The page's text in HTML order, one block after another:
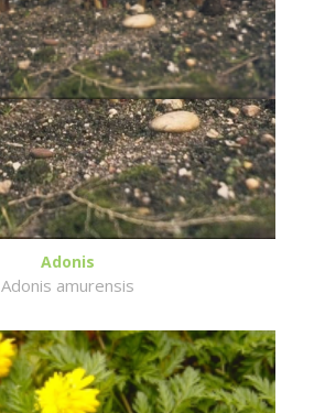
Adonis
Adonis amurensis